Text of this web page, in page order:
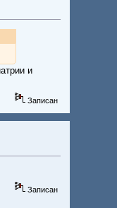
и
Записан
Записан